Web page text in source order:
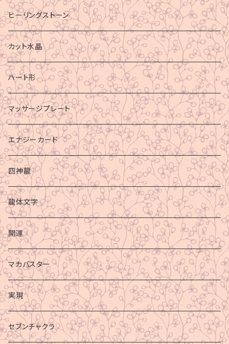
ヒーリングストーン
カット水晶
ハート形
マッサージプレート
エナジーカード
四神龍
龍体文字
開運
マカバスター
実現
セブンチャクラ